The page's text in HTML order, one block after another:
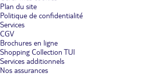
Plan du site
Politique de confidentialité
Services
CGV
Brochures en ligne
Shopping Collection TUI
Services additionnels
Nos assurances